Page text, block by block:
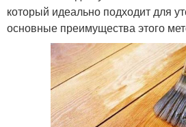
который идеально подходит для
основные преимущества этого